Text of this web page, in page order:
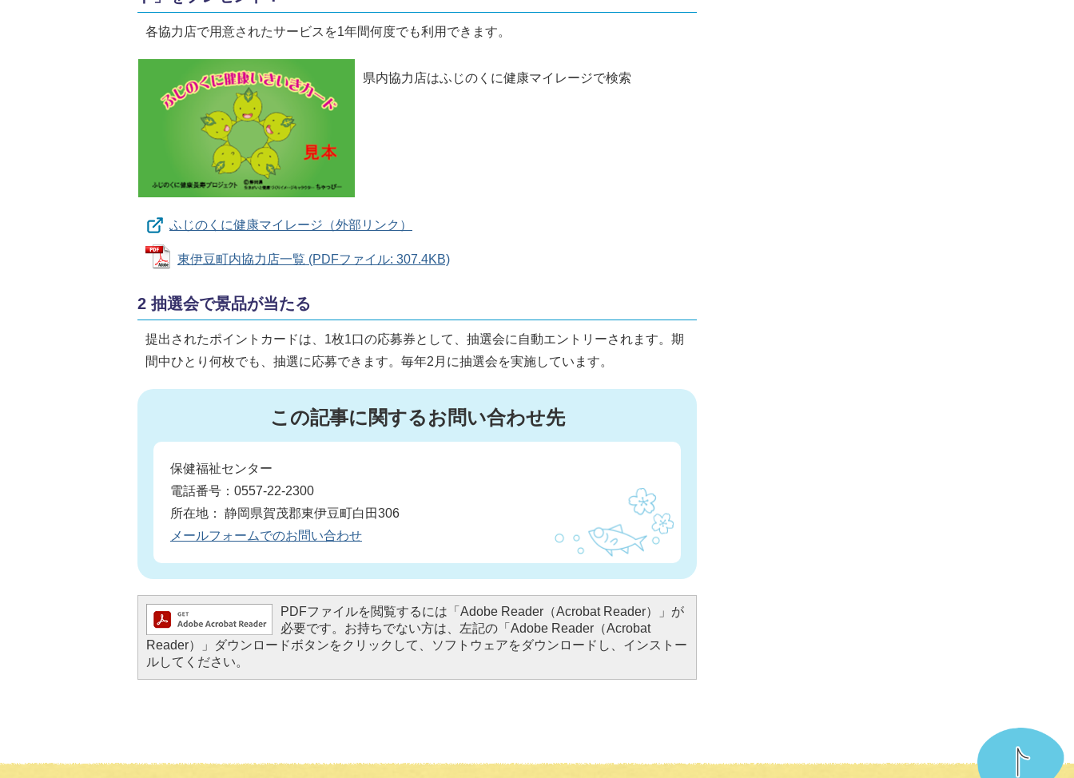
各協力店で用意されたサービスを1年間何度でも利用できます。
県内協力店はふじのくに健康マイレージで検索
ふじのくに健康マイレージ（外部リンク）
東伊豆町内協力店一覧 (PDFファイル: 307.4KB)
2 抽選会で景品が当たる
提出されたポイントカードは、1枚1口の応募券として、抽選会に自動エントリーされます。期
間中ひとり何枚でも、抽選に応募できます。毎年2月に抽選会を実施しています。
この記事に関するお問い合わせ先
保健福祉センター
電話番号：0557-22-2300
所在地： 静岡県賀茂郡東伊豆町白田306
メールフォームでのお問い合わせ
PDFファイルを閲覧するには「Adobe Reader（Acrobat Reader）」が
必要です。お持ちでない方は、左記の「Adobe Reader（Acrobat
Reader）」ダウンロードボタンをクリックして、ソフトウェアをダウンロードし、インストー
ルしてください。